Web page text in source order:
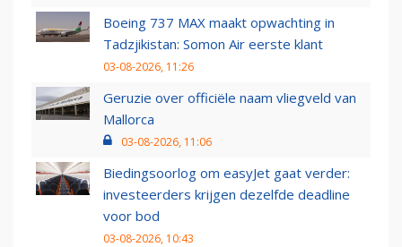
Boeing 737 MAX maakt opwachting in
Tadzjikistan: Somon Air eerste klant
03-08-2026, 11:26
Geruzie over officiële naam vliegveld van
Mallorca
03-08-2026, 11:06
Biedingsoorlog om easyJet gaat verder:
investeerders krijgen dezelfde deadline
voor bod
03-08-2026, 10:43